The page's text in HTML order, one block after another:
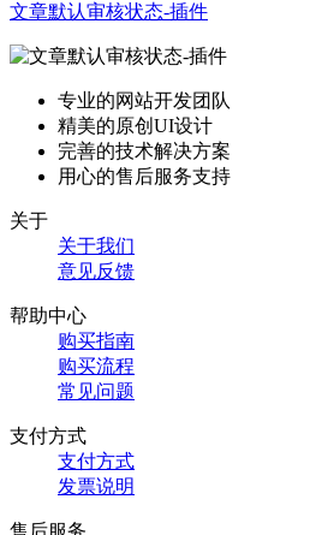
文章默认审核状态-插件
专业的网站开发团队
精美的原创UI设计
完善的技术解决方案
用心的售后服务支持
关于
关于我们
意见反馈
帮助中心
购买指南
购买流程
常见问题
支付方式
支付方式
发票说明